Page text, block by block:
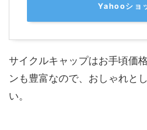
Yahooショ
サイクルキャップはお手頃価
ンも豊富なので、おしゃれと
い。